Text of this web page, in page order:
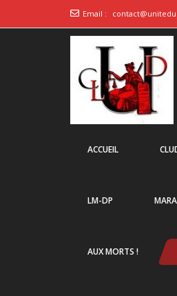
Email :
ACCUEIL
LM-DP
AUX MORTS !